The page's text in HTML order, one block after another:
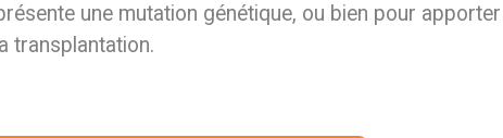
une mutation génétique, ou bien pour
transplantation.